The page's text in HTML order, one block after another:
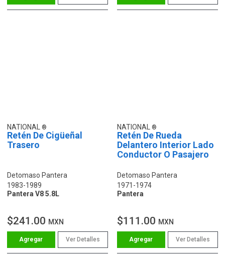
NATIONAL
Retén De Cigüeñal
Trasero
Detomaso Pantera
1983-1989
Pantera V8 5.8L
$241.00 MXN
Ver Detalles
NATIONAL
Retén De Rueda
Delantero Interior Lado
Conductor O Pasajero
Detomaso Pantera
1971-1974
Pantera
$111.00 MXN
Ver Detalles